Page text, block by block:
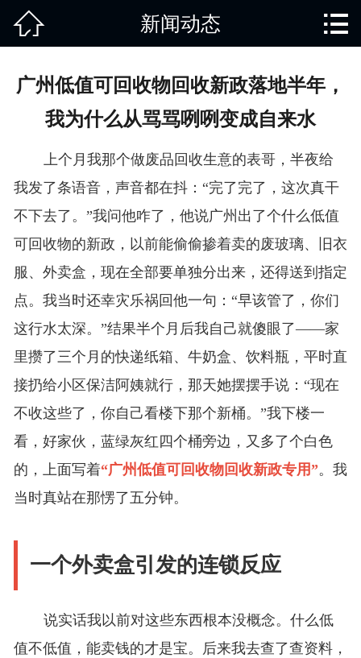
回收范围
服务项目
新闻动态
免责说明
 新闻动态 
广州低值可回收物回收新政落地半年，
我为什么从骂骂咧咧变成自来水
上个月我那个做废品回收生意的表哥，半夜给
我发了条语音，声音都在抖：“完了完了，这次真干
不下去了。”我问他咋了，他说广州出了个什么低值
可回收物的新政，以前能偷偷掺着卖的废玻璃、旧衣
服、外卖盒，现在全部要单独分出来，还得送到指定
点。我当时还幸灾乐祸回他一句：“早该管了，你们
这行水太深。”结果半个月后我自己就傻眼了——家
里攒了三个月的快递纸箱、牛奶盒、饮料瓶，平时直
接扔给小区保洁阿姨就行，那天她摆摆手说：“现在
不收这些了，你自己看楼下那个新桶。”我下楼一
看，好家伙，蓝绿灰红四个桶旁边，又多了个白色
的，上面写着“广州低值可回收物回收新政专用”。我
当时真站在那愣了五分钟。
一个外卖盒引发的连锁反应
说实话我以前对这些东西根本没概念。什么低
值不低值，能卖钱的才是宝。后来我去查了查资料，